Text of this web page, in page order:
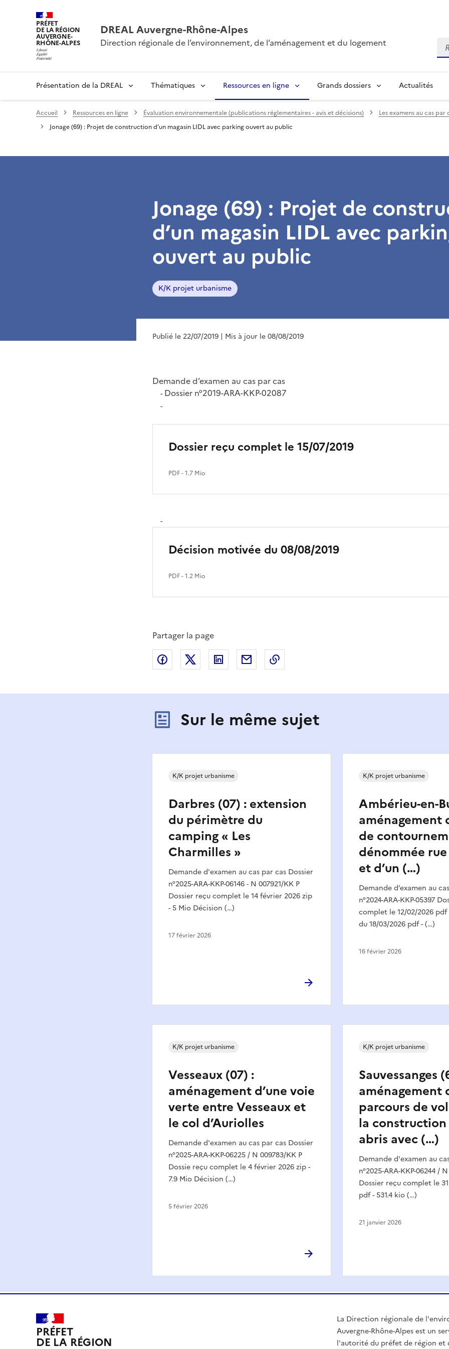
PRÉFET
DE LA RÉGION
AUVERGNE-
RHÔNE-ALPES
DREAL Auvergne-Rhône-Alpes
Direction régionale de l’environnement, de l’aménagement et du logement
Présentation de la DREAL Thématiques Ressources en ligne Grands dossiers Actualités
Accueil Ressources en ligne Évaluation environnementale (publications réglementaires - avis et décisions)
Les examens au cas par
Jonage (69) : Projet de construction d’un magasin LIDL avec parking ouvert au public
Jonage (69) : Projet de
d’un magasin LIDL avec
ouvert au public
K/K projet urbanisme
Publié le 22/07/2019 | Mis à jour le 08/08/2019
Demande d’examen au cas par cas
-Dossier n°2019-ARA-KKP-02087
-
Dossier reçu complet le 15/07/2019
PDF- 1.7 Mio
-
Décision motivée du 08/08/2019
PDF- 1.2 Mio
Partager la page
Partager sur Facebook
Partager sur XPartager sur LinkedIn
Partager par email
Sur le même sujet
Darbres (07) : extension
du périmètre du
camping « Les
Charmilles »
Demande d'examen au cas par cas Dossier
n°2025-ARA-KKP-06146 - N 007921/KK P
Dossier reçu complet le 14 février 2026 zip
- 5 Mio Décision (…)
K/K projet urbanisme
17 février 2026
Ambérieu-en-
aménagement
de
dénommée
et d’un (…)
Demande d’examen au
n°2024-ARA-KKP-05397
complet le 12/02/2026 pdf
du 18/03/2026 pdf - (…)
K/K projet urbanisme
16 février 2026
Vesseaux (07) :
aménagement d’une voie
verte entre Vesseaux et
le col d’Auriolles
Demande d'examen au cas par cas Dossier
n°2025-ARA-KKP-06225 / N 009783/KK P
Dossie reçu complet le 4 février 2026 zip -
7.9 Mio Décision (…)
K/K projet urbanisme
5 février 2026
Sauvessanges
aménagement
parcours de
la construction
abris avec (…)
Demande d'examen au
n°2025-ARA-KKP-06244 /
Dossier reçu complet le
pdf - 531.4 kio (…)
K/K projet urbanisme
21 janvier 2026
PRÉFET
DE LA RÉGION
La Direction régionale de
Auvergne-Rhône-Alpes est un
l'autorité du préfet de région et